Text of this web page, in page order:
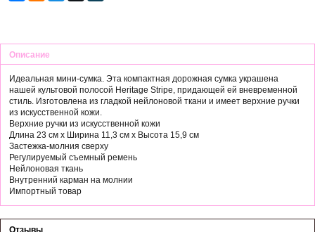
Описание
Идеальная мини-сумка. Эта компактная дорожная сумка украшена
нашей культовой полосой Heritage Stripe, придающей ей вневременной
стиль. Изготовлена ​​из гладкой нейлоновой ткани и имеет верхние ручки
из искусственной кожи.
Верхние ручки из искусственной кожи
Длина 23 см x Ширина 11,3 см x Высота 15,9 см
Застежка-молния сверху
Регулируемый съемный ремень
Нейлоновая ткань
Внутренний карман на молнии
Импортный товар
Отзывы